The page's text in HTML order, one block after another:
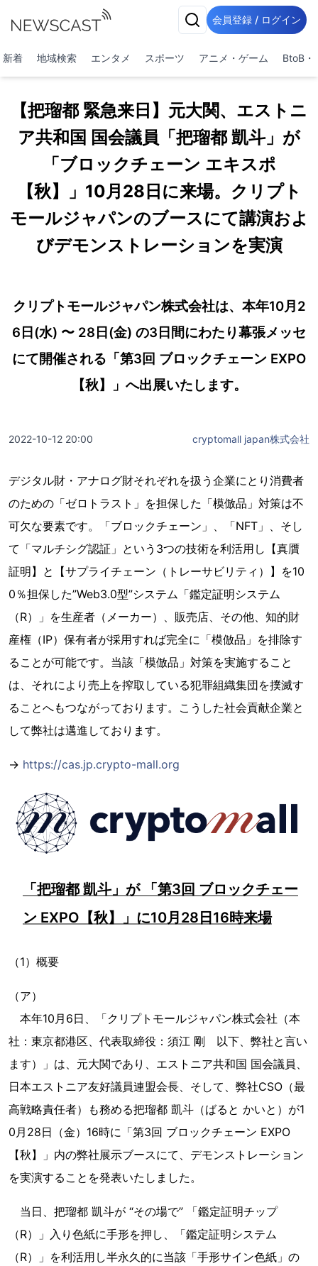
会員登録 / ログイン
新着 地域検索 エンタメ スポーツ アニメ・ゲーム BtoB・
【把瑠都 緊急来日】元大関、エストニ
ア共和国 国会議員「把瑠都 凱斗」が
「ブロックチェーン エキスポ
【秋】」10月28日に来場。クリプト
モールジャパンのブースにて講演およ
びデモンストレーションを実演
クリプトモールジャパン株式会社は、本年10月2
6日(水) 〜 28日(金) の3日間にわたり幕張メッセ
にて開催される「第3回 ブロックチェーン EXPO
【秋】」へ出展いたします。
2022-10-12 20:00 cryptomall japan株式会社
デジタル財・アナログ財それぞれを扱う企業にとり消費者
のための「ゼロトラスト」を担保した「模倣品」対策は不
可欠な要素です。「ブロックチェーン」、「NFT」、そし
て「マルチシグ認証」という3つの技術を利活用し【真贋
証明】と【サプライチェーン（トレーサビリティ）】を10
0％担保した”Web3.0型”システム「鑑定証明システム
（R）」を生産者（メーカー）、販売店、その他、知的財
産権（IP）保有者が採用すれば完全に「模倣品」を排除す
ることが可能です。当該「模倣品」対策を実施すること
は、それにより売上を搾取している犯罪組織集団を撲滅す
ることへもつながっております。こうした社会貢献企業と
して弊社は邁進しております。
→ https://cas.jp.crypto-mall.org
「把瑠都 凱斗」が 「第3回 ブロックチェー
ン EXPO【秋】」に10月28日16時来場
（1）概要
（ア）
本年10月6日、「クリプトモールジャパン株式会社（本
社：東京都港区、代表取締役：須江 剛 以下、弊社と言い
ます）」は、元大関であり、エストニア共和国 国会議員、
日本エストニア友好議員連盟会長、そして、弊社CSO（最
高戦略責任者）も務める把瑠都 凱斗（ばると かいと）が1
0月28日（金）16時に「第3回 ブロックチェーン EXPO
【秋】」内の弊社展示ブースにて、デモンストレーション
を実演することを発表いたしました。
当日、把瑠都 凱斗が “その場で” 「鑑定証明チップ
（R）」入り色紙に手形を押し、「鑑定証明システム
（R）」を利活用し半永久的に当該「手形サイン色紙」の